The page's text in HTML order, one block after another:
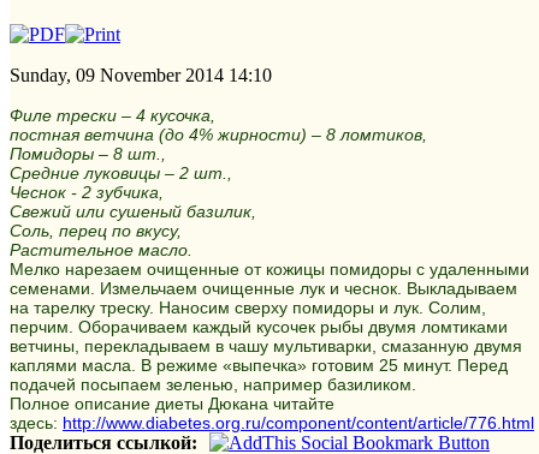
Sunday, 09 November 2014 14:10
Филе трески – 4 кусочка,
постная ветчина (до 4% жирности) – 8 ломтиков,
Помидоры – 8 шт.,
Средние луковицы – 2 шт.,
Чеснок - 2 зубчика,
Свежий или сушеный базилик,
Соль, перец по вкусу,
Растительное масло.
Мелко нарезаем очищенные от кожицы помидоры с удаленными
семенами. Измельчаем очищенные лук и чеснок. Выкладываем
на тарелку треску. Наносим сверху помидоры и лук. Солим,
перчим. Оборачиваем каждый кусочек рыбы двумя ломтиками
ветчины, перекладываем в чашу мультиварки, смазанную двумя
каплями масла. В режиме «выпечка» готовим 25 минут. Перед
подачей посыпаем зеленью, например базиликом.
Полное описание диеты Дюкана читайте
здесь: http://www.diabetes.org.ru/component/content/article/776.html
Поделиться ссылкой: